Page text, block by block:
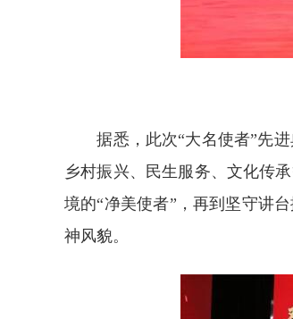
据悉，此次“大名使者”先进
乡村振兴、民生服务、文化传
境的“净美使者”，再到坚守讲
神风貌。